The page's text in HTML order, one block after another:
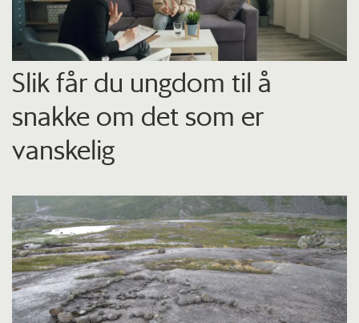
Slik får du ungdom til å
snakke om det som er
vanskelig